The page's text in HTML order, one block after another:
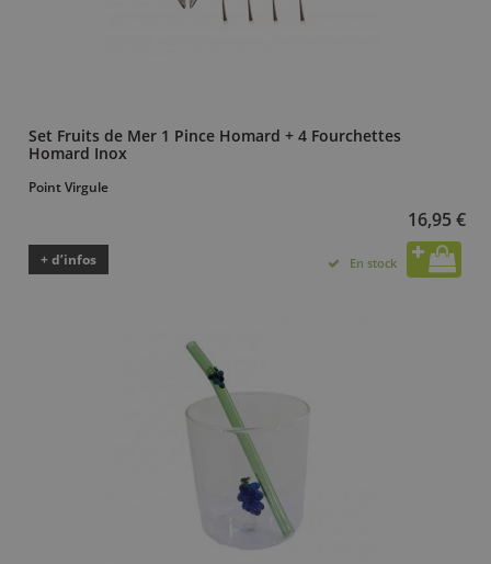
Set Fruits de Mer 1 Pince Homard + 4 Fourchettes
Homard Inox
Point Virgule
16,95 €
+ d’infos En stock